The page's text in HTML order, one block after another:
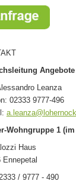
Leanza
02333 9777-496
Wohngruppe 1 (im
Haus
Ennepetal
/ 9777 - 490